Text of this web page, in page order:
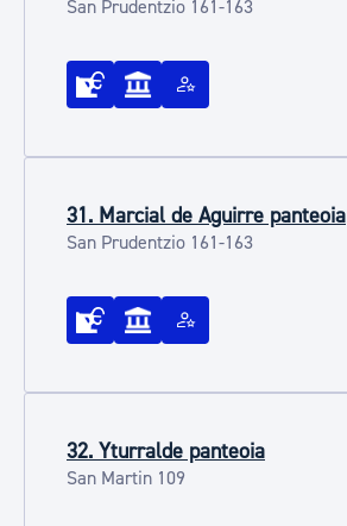
San Prudentzio 161-163
31. Marcial de Aguirre panteoia
San Prudentzio 161-163
32. Yturralde panteoia
San Martin 109